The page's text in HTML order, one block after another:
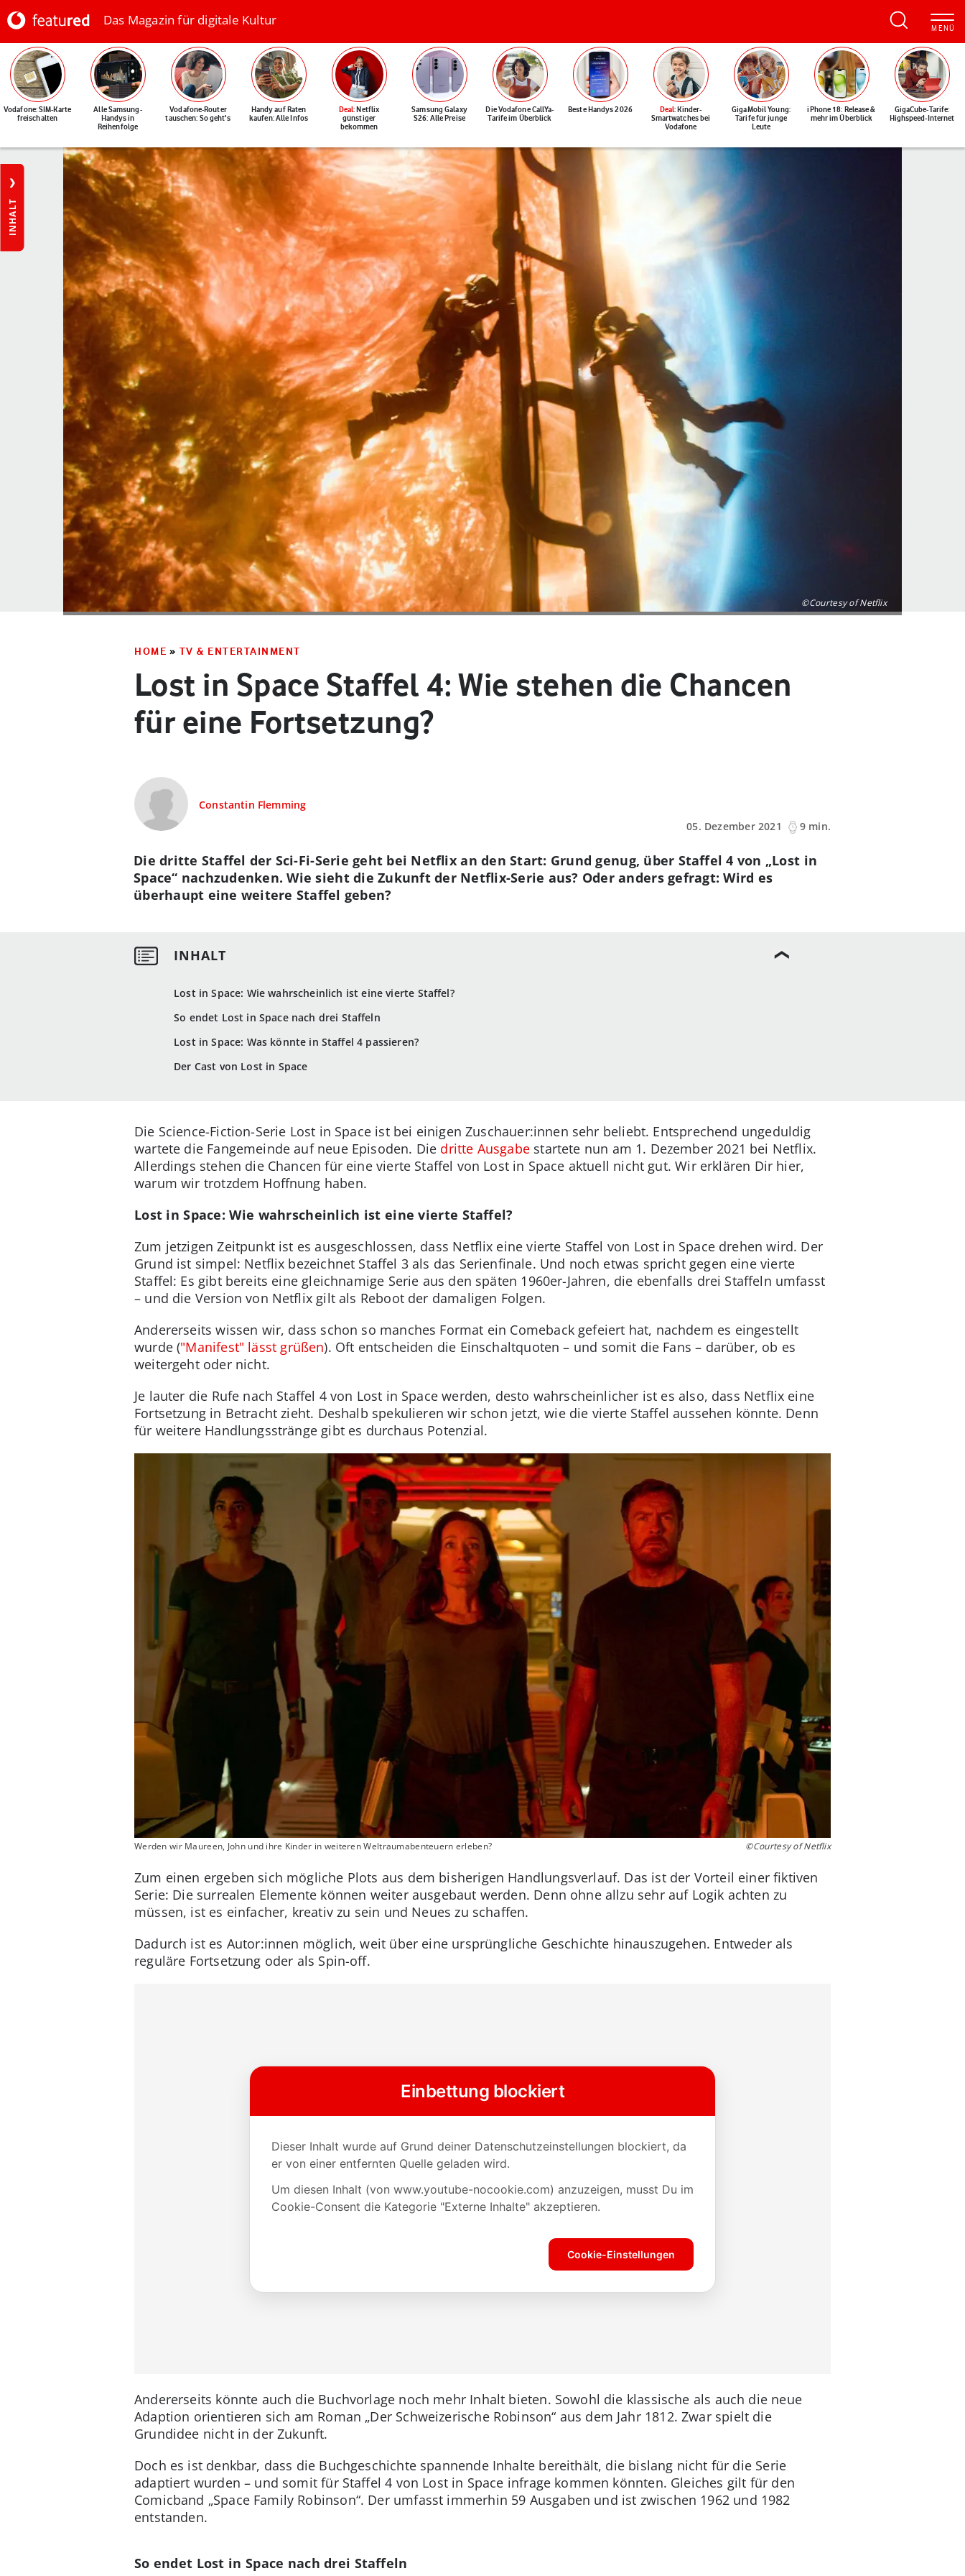
Das Magazin für digitale Kultur
Vodafone: SIM-Karte
freischalten
Alle Samsung-
Handys in
Reihenfolge
Vodafone-Router
tauschen: So geht's
Handy auf Raten
kaufen: Alle Infos
Deal: Netflix
günstiger
bekommen
Samsung Galaxy
S26: Alle Preise
Die Vodafone CallYa-
Tarife im Überblick
Beste Handys 2026 Deal: Kinder-
Smartwatches bei
Vodafone
GigaMobil Young:
Tarife für junge
Leute
iPhone 18: Release &
mehr im Überblick
GigaCube-Tarife:
Highspeed-Internet
INHALT
©Courtesy of Netflix
HOME » TV & ENTERTAINMENT
Lost in Space Staffel 4: Wie stehen die Chancen
für eine Fortsetzung?
Constantin Flemming
05. Dezember 2021
9 min.
Lost in Space: Wie wahrscheinlich ist eine vierte Staffel?
So endet Lost in Space nach drei Staffeln
Lost in Space: Was könnte in Staffel 4 passieren?
Der Cast von Lost in Space
Die dritte Staffel der Sci-Fi-Serie geht bei Netflix an den Start: Grund genug, über Staffel 4 von „Lost in
Space“ nachzudenken. Wie sieht die Zukunft der Netflix-Serie aus? Oder anders gefragt: Wird es
überhaupt eine weitere Staffel geben?
Die Science-Fiction-Serie Lost in Space ist bei einigen Zuschauer:innen sehr beliebt. Entsprechend ungeduldig
wartete die Fangemeinde auf neue Episoden. Die dritte Ausgabe startete nun am 1. Dezember 2021 bei Netflix.
Allerdings stehen die Chancen für eine vierte Staffel von Lost in Space aktuell nicht gut. Wir erklären Dir hier,
warum wir trotzdem Hoffnung haben.
Lost in Space: Wie wahrscheinlich ist eine vierte Staffel?
Zum jetzigen Zeitpunkt ist es ausgeschlossen, dass Netflix eine vierte Staffel von Lost in Space drehen wird. Der
Grund ist simpel: Netflix bezeichnet Staffel 3 als das Serienfinale. Und noch etwas spricht gegen eine vierte
Staffel: Es gibt bereits eine gleichnamige Serie aus den späten 1960er-Jahren, die ebenfalls drei Staffeln umfasst
– und die Version von Netflix gilt als Reboot der damaligen Folgen.
Andererseits wissen wir, dass schon so manches Format ein Comeback gefeiert hat, nachdem es eingestellt
wurde ("Manifest" lässt grüßen). Oft entscheiden die Einschaltquoten – und somit die Fans – darüber, ob es
weitergeht oder nicht.
Je lauter die Rufe nach Staffel 4 von Lost in Space werden, desto wahrscheinlicher ist es also, dass Netflix eine
Fortsetzung in Betracht zieht. Deshalb spekulieren wir schon jetzt, wie die vierte Staffel aussehen könnte. Denn
für weitere Handlungsstränge gibt es durchaus Potenzial.
Werden wir Maureen, John und ihre Kinder in weiteren Weltraumabenteuern erleben? ©Courtesy of Netflix
Zum einen ergeben sich mögliche Plots aus dem bisherigen Handlungsverlauf. Das ist der Vorteil einer fiktiven
Serie: Die surrealen Elemente können weiter ausgebaut werden. Denn ohne allzu sehr auf Logik achten zu
müssen, ist es einfacher, kreativ zu sein und Neues zu schaffen.
Dadurch ist es Autor:innen möglich, weit über eine ursprüngliche Geschichte hinauszugehen. Entweder als
reguläre Fortsetzung oder als Spin-off.
Andererseits könnte auch die Buchvorlage noch mehr Inhalt bieten. Sowohl die klassische als auch die neue
Adaption orientieren sich am Roman „Der Schweizerische Robinson“ aus dem Jahr 1812. Zwar spielt die
Grundidee nicht in der Zukunft.
Doch es ist denkbar, dass die Buchgeschichte spannende Inhalte bereithält, die bislang nicht für die Serie
adaptiert wurden – und somit für Staffel 4 von Lost in Space infrage kommen könnten. Gleiches gilt für den
Comicband „Space Family Robinson“. Der umfasst immerhin 59 Ausgaben und ist zwischen 1962 und 1982
entstanden.
So endet Lost in Space nach drei Staffeln